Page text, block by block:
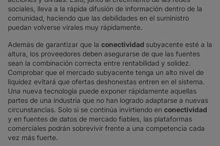
sociales, lleva a la rápida difusión de información dentro de la
comunidad, haciendo que las debilidades en el suministro
puedan volverse virales muy rápidamente.
Además de garantizar que la conectividad subyacente esté a la
altura, los proveedores deben asegurarse de que las fuentes
sean la combinación correcta entre rentabilidad y solidez.
Comprobar que el mercado subyacente tenga un alto nivel de
liquidez evitará que ofertas deshonestas entren en el sistema.
Una nueva tecnología puede exponer rápidamente aquellas
partes de una industria que no han logrado adaptarse a nuevas
circunstancias. Solo si se continúa invirtiendo en conectividad
y en fuentes de datos de mercado fiables, las plataformas
comerciales podrán sobrevivir frente a una competencia cada
vez más fuerte.